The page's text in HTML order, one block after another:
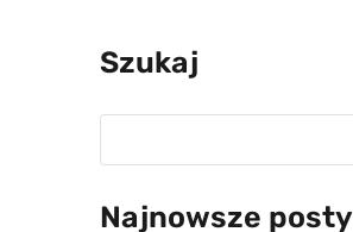
Szukaj
Najnowsze posty